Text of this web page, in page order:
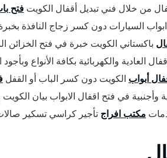
من خلال فني تبديل أقفال الكويت فتح
السيارات دون كسر زجاج النافذة
باكستاني الكويت خبرة في فتح الخزائن
العادية والكهربائية بكافة الأنواع
أبواب الكويت دون كسر الباب أو القفل
وأجنبية في فتح اقفال الابواب بيان
مكتب افراج تأجير كراسي تسكير